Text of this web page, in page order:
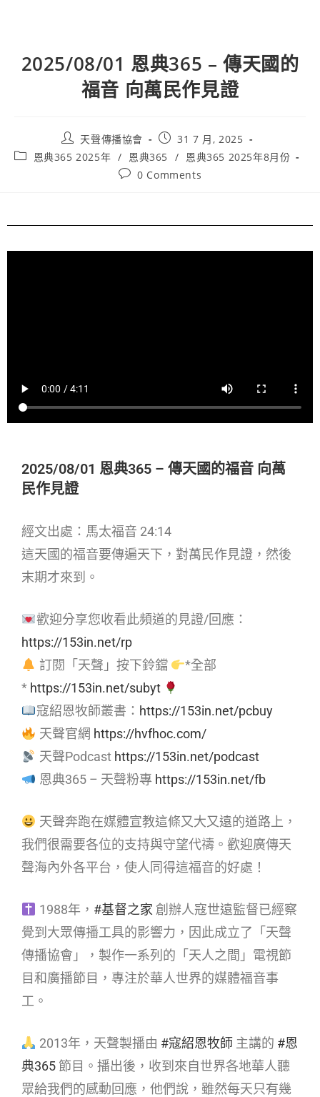
2025/08/01 恩典365 – 傳天國的
福音 向萬民作見證
天聲傳播協會
31 7 月, 2025
恩典365 2025年 / 恩典365 / 恩典365 2025年8月份
0 Comments
2025/08/01 恩典365 – 傳天國的福音 向萬
民作見證
經文出處：馬太福音 24:14
這天國的福音要傳遍天下，對萬民作見證，然後
末期才來到。
歡迎分享您收看此頻道的見證/回應：
https://153in.net/rp
訂閱「天聲」按下鈴鐺
*全部
* https://153in.net/subyt
寇紹恩牧師叢書： https://153in.net/pcbuy
天聲官網 https://hvfhoc.com/
天聲Podcast https://153in.net/podcast
恩典365 – 天聲粉專 https://153in.net/fb
天聲奔跑在媒體宣教這條又大又遠的道路上，
我們很需要各位的支持與守望代禱。歡迎廣傳天
聲海內外各平台，使人同得這福音的好處！
1988年， #基督之家 創辦人寇世遠監督已經察
覺到大眾傳播工具的影響力，因此成立了「天聲
傳播協會」，製作一系列的「天人之間」電視節
目和廣播節目，專注於華人世界的媒體福音事
工。
2013年，天聲製播由 #寇紹恩牧師主講的 #恩
典365 節目。播出後，收到來自世界各地華人聽
眾給我們的感動回應，他們說，雖然每天只有幾